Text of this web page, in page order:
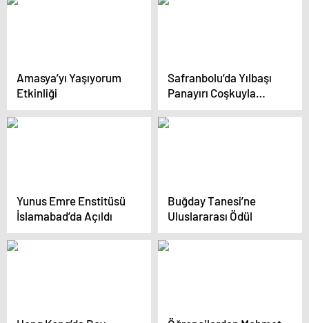
Amasya’yı Yaşıyorum
Etkinliği
Safranbolu’da Yılbaşı
Panayırı Coşkuyla
Başladı
Yunus Emre Enstitüsü
İslamabad’da Açıldı
Buğday Tanesi’ne
Uluslararası Ödül